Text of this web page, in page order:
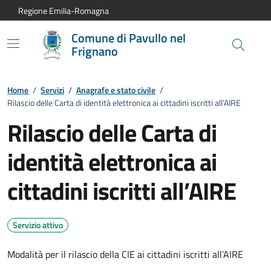
Vai al contenuto principale
Vai alla navigazione del sito
Vai al piede di pagina
Regione Emilia-Romagna
Comune di Pavullo nel
Frignano
Home / Servizi / Anagrafe e stato civile /
Rilascio delle Carta di identità elettronica ai cittadini iscritti all’AIRE
Rilascio delle Carta di
identità elettronica ai
cittadini iscritti all’AIRE
Servizio attivo
Modalità per il rilascio della CIE ai cittadini iscritti all’AIRE